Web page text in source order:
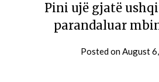
Pini ujë gjatë
parandaluar
Posted onAugust